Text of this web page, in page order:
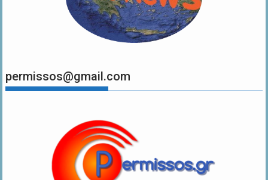
permissos@gmail.com